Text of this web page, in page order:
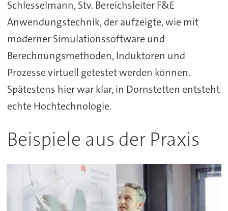
Schlesselmann, Stv. Bereichsleiter F&E
Anwendungstechnik, der aufzeigte, wie mit
moderner Simulationssoftware und
Berechnungsmethoden, Induktoren und
Prozesse virtuell getestet werden können.
Spätestens hier war klar, in Dornstetten entsteht
echte Hochtechnologie.
Beispiele aus der Praxis